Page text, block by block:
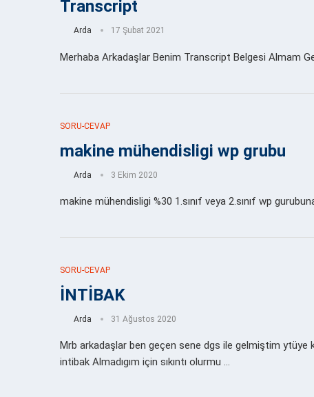
Transcript
Arda 17 Şubat 2021
Merhaba Arkadaşlar Benim Transcript Belgesi Almam
SORU-CEVAP
makine mühendisligi wp grubu
Arda 3 Ekim 2020
makine mühendisligi %30 1.sınıf veya 2.sınıf wp
SORU-CEVAP
İNTİBAK
Arda 31 Ağustos 2020
Mrb arkadaşlar ben geçen sene dgs ile gelmiştim ytüye
intibak Almadıgım için sıkıntı olurmu …